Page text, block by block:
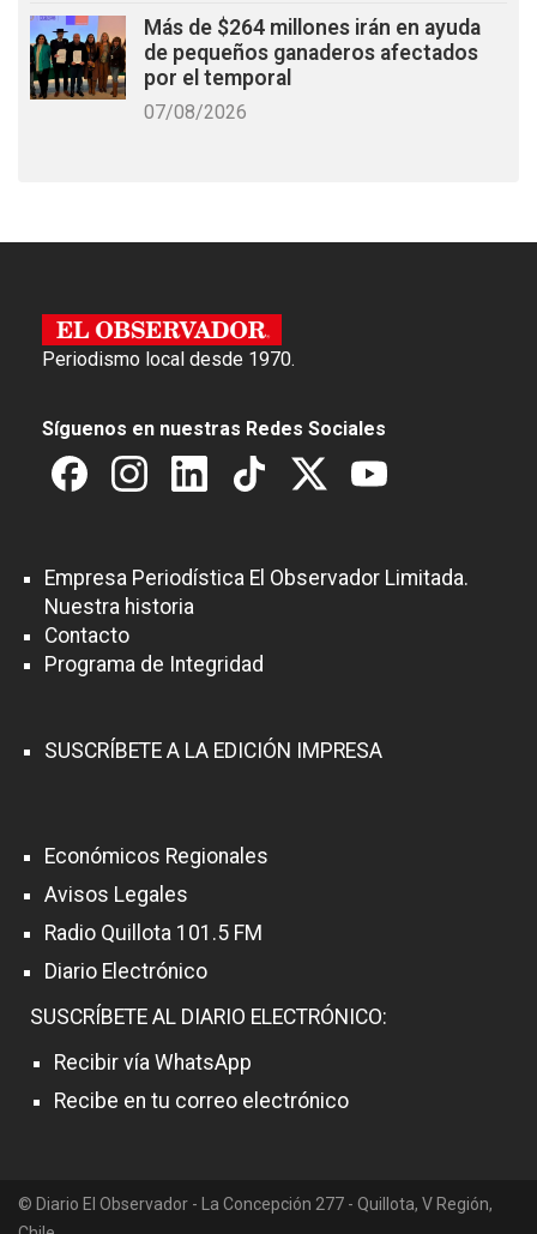
Más de $264 millones irán en ayuda
de pequeños ganaderos afectados
por el temporal
07/08/2026
Periodismo local desde 1970.
Síguenos en nuestras Redes Sociales
Empresa Periodística El Observador Limitada.
Nuestra historia
Contacto
Programa de Integridad
SUSCRÍBETE A LA EDICIÓN IMPRESA
Económicos Regionales
Avisos Legales
Radio Quillota 101.5 FM
Diario Electrónico
SUSCRÍBETE AL DIARIO ELECTRÓNICO:
Recibir vía WhatsApp
Recibe en tu correo electrónico
© Diario El Observador - La Concepción 277 - Quillota, V Región,